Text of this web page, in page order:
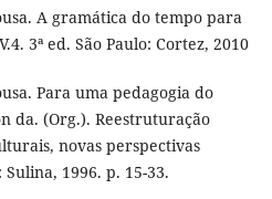
A gramática do tempo para
3ª ed. São Paulo: Cortez, 2010
Para uma pedagogia do
da. (Org.). Reestruturação
novas perspectivas
1996. p. 15-33.